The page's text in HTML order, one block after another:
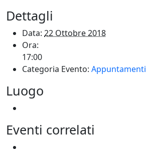
Dettagli
Data: 22 Ottobre 2018
Ora:
17:00
Categoria Evento: Appuntamenti
Luogo
Eventi correlati